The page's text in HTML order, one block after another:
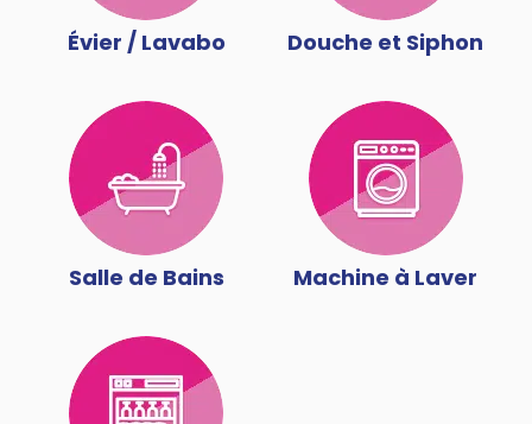
Évier / Lavabo Douche et Siphon
Salle de Bains Machine à Laver